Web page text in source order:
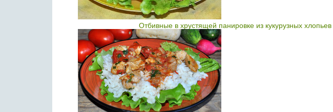
Отбивные в хрустящей панировке из кукурузных хлопьев